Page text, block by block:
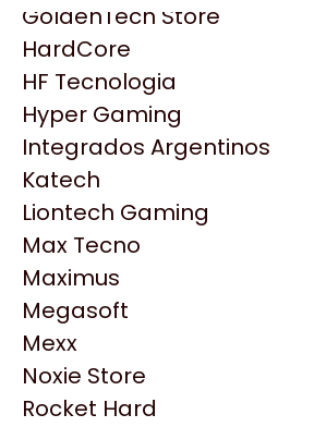
HP
HyperX
INNO3D
Intel
Kingston
Lenovo
Logitech
MSI
NVIDIA GeForce
NZXT
PNY
Palit
Philips
GoldenTech Store
HardCore
HF Tecnologia
Hyper Gaming
Integrados Argentinos
Katech
Liontech Gaming
Max Tecno
Maximus
Megasoft
Mexx
Noxie Store
Rocket Hard
Productos
Similares